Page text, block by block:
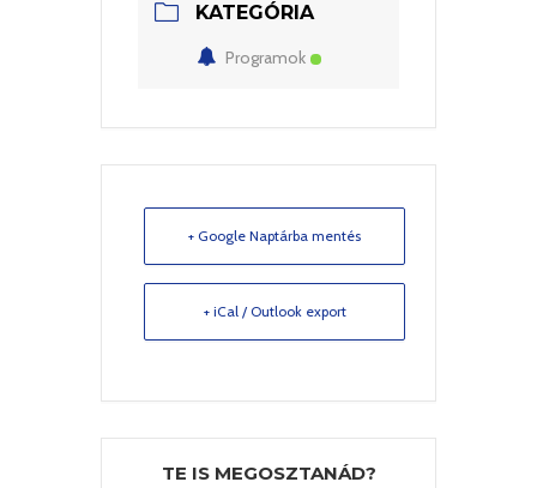
KATEGÓRIA
Programok
+ Google Naptárba mentés
+ iCal / Outlook export
TE IS MEGOSZTANÁD?